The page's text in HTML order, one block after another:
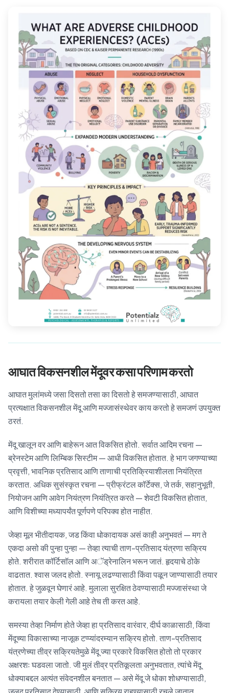
आघात विकसनशील मेंदूवर कसा परिणाम करतो
आघात मुलांमध्ये जसा दिसतो तसा का दिसतो हे समजण्यासाठी, आघात
प्रत्यक्षात विकसनशील मेंदू आणि मज्जासंस्थेवर काय करतो हे समजणं उपयुक्त
ठरतं.
मेंदू खालून वर आणि बाहेरून आत विकसित होतो. सर्वात आदिम रचना —
ब्रेनस्टेम आणि लिम्बिक सिस्टीम — आधी विकसित होतात. हे भाग जगण्याच्या
प्रवृत्ती, भावनिक प्रतिसाद आणि ताणाची प्रतिक्रियाशीलता नियंत्रित
करतात. अधिक सुसंस्कृत रचना — प्रीफ्रंटल कॉर्टेक्स, जे तर्क, सहानुभूती,
नियोजन आणि आवेग नियंत्रण नियंत्रित करते — शेवटी विकसित होतात,
आणि विशीच्या मध्यापर्यंत पूर्णपणे परिपक्व होत नाहीत.
जेव्हा मूल भीतीदायक, जड किंवा धोकादायक असं काही अनुभवतं — मग ते
एकदा असो की पुन्हा पुन्हा — तेव्हा त्याची ताण-प्रतिसाद यंत्रणा सक्रिय
होते. शरीरात कॉर्टिसॉल आणि अॅड्रेनालिन भरून जातं. हृदयाचे ठोके
वाढतात. श्वास जलद होतो. स्नायू लढण्यासाठी किंवा पळून जाण्यासाठी तयार
होतात. हे जुळवून घेणारं आहे. मुलाला सुरक्षित ठेवण्यासाठी मज्जासंस्था जे
करायला तयार केली गेली आहे तेच ती करत आहे.
समस्या तेव्हा निर्माण होते जेव्हा हा प्रतिसाद वारंवार, दीर्घ काळासाठी, किंवा
मेंदूच्या विकासाच्या नाजूक टप्प्यांदरम्यान सक्रिय होतो. ताण-प्रतिसाद
यंत्रणेच्या तीव्र सक्रियतेमुळे मेंदू ज्या प्रकारे विकसित होतो तो प्रकार
अक्षरशः घडवला जातो. जी मुलं तीव्र प्रतिकूलता अनुभवतात, त्यांचे मेंदू
धोक्याबद्दल अत्यंत संवेदनशील बनतात — असे मेंदू जे धोका शोधण्यासाठी,